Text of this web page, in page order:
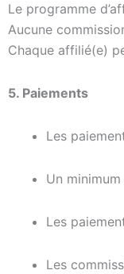
Le programme
Aucune
Chaque affilié(e)
5. Paiements
Les
Un
Les
Les